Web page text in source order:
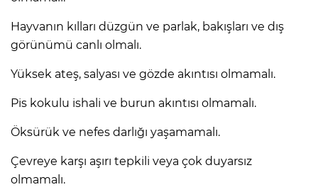
Hayvanın kılları düzgün ve parlak, bakışları ve dış
görünümü canlı olmalı.
Yüksek ateş, salyası ve gözde akıntısı olmamalı.
Pis kokulu ishali ve burun akıntısı olmamalı.
Öksürük ve nefes darlığı yaşamamalı.
Çevreye karşı aşırı tepkili veya çok duyarsız
olmamalı.